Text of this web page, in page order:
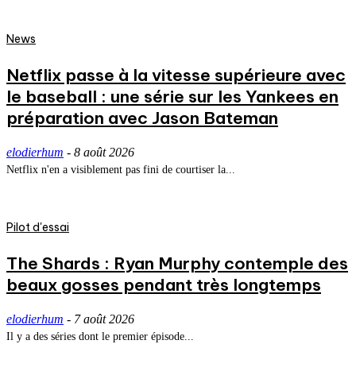
News
Netflix passe à la vitesse supérieure avec
le baseball : une série sur les Yankees en
préparation avec Jason Bateman
elodierhum - 8 août 2026
Netflix n'en a visiblement pas fini de courtiser la...
Pilot d'essai
The Shards : Ryan Murphy contemple des
beaux gosses pendant très longtemps
elodierhum - 7 août 2026
Il y a des séries dont le premier épisode...